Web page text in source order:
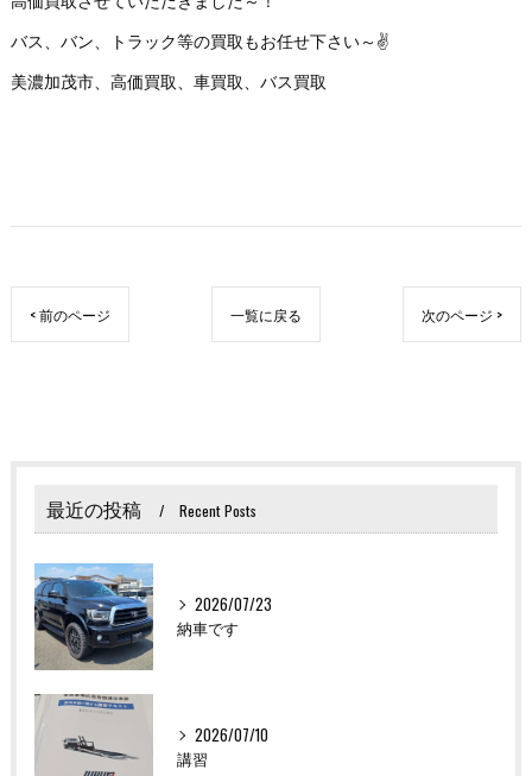
バス、バン、トラック等の買取もお任せ下さい～✌️
美濃加茂市、高価買取、車買取、バス買取
< 前のページ 一覧に戻る 次のページ >
最近の投稿 Recent Posts
2026/07/23
納車です
2026/07/10
講習